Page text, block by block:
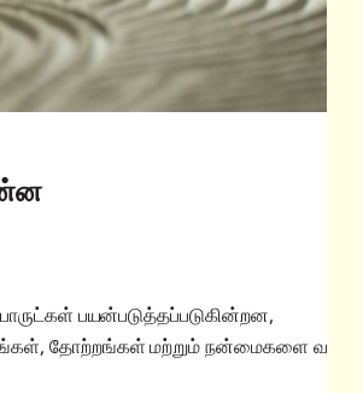
பயன்படுத்தப்படுகின்றன,
தோற்றங்கள் மற்றும் நன்மைகளை